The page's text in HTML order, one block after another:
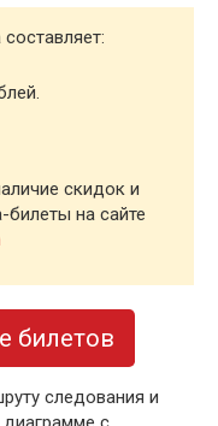
скидок и
на сайте
билетов
следования и